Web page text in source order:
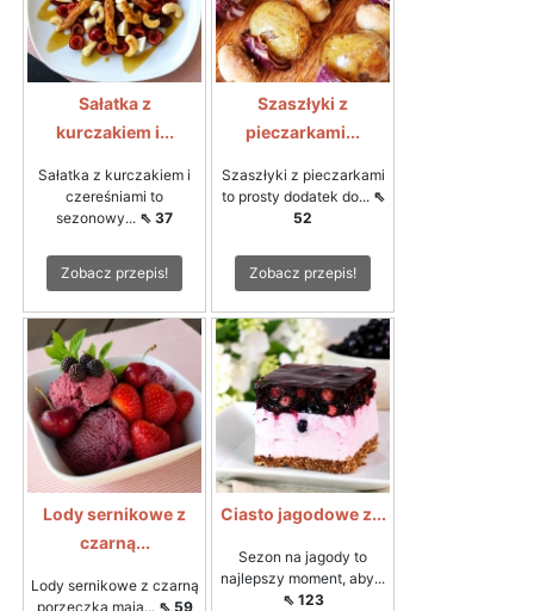
Sałatka z
kurczakiem i...
Sałatka z kurczakiem i
czereśniami to
sezonowy... ⇖ 37
Zobacz przepis!
Szaszłyki z
pieczarkami...
Szaszłyki z pieczarkami
to prosty dodatek do... ⇖
52
Zobacz przepis!
Lody sernikowe z
czarną...
Lody sernikowe z czarną
porzeczką mają... ⇖ 59
Ciasto jagodowe z...
Sezon na jagody to
najlepszy moment, aby...
⇖ 123